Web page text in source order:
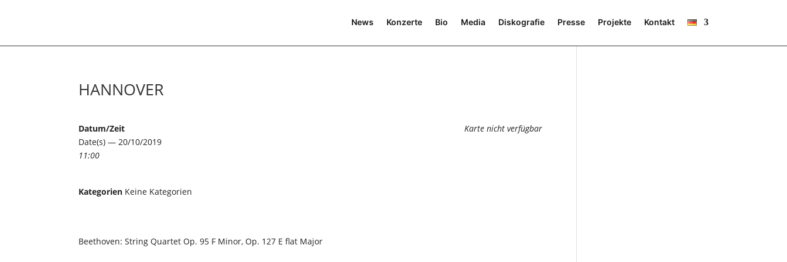
News Konzerte Bio Media Diskografie Presse Projekte Kontakt
HANNOVER
Karte nicht verfügbar
Datum/Zeit
Date(s) — 20/10/2019
11:00
Kategorien Keine Kategorien
Beethoven: String Quartet Op. 95 F Minor, Op. 127 E flat Major